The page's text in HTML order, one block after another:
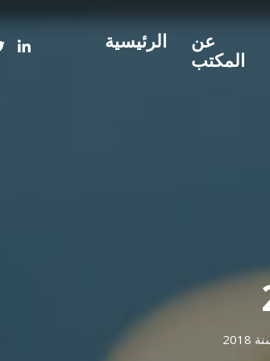
الرئيسية
عن
المكتب